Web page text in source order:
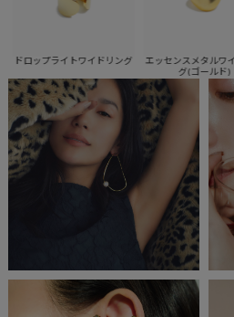
プライトワイドリング
エッセンスメタルワイドリン
グ(ゴールド)